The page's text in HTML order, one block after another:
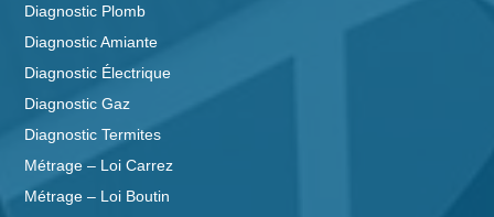
Diagnostic Plomb
Diagnostic Amiante
Diagnostic Électrique
Diagnostic Gaz
Diagnostic Termites
Métrage – Loi Carrez
Métrage – Loi Boutin